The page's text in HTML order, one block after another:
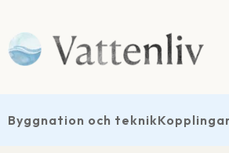
Byggnation och teknik